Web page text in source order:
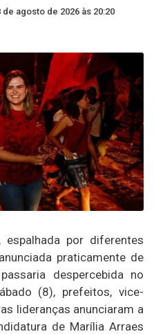
de agosto de 2026 às 20:20
espalhada por diferentes
praticamente de
despercebida no
(8), prefeitos, vice-
lideranças anunciaram a
de Marília Arraes